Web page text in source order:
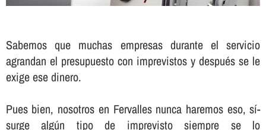
Sabemos que muchas empresas durante el servicio
agrandan el presupuesto con imprevistos y después se le
exige ese dinero.
Pues bien, nosotros en Fervalles nunca haremos eso, sí­
surge algún tipo de imprevisto siempre se lo